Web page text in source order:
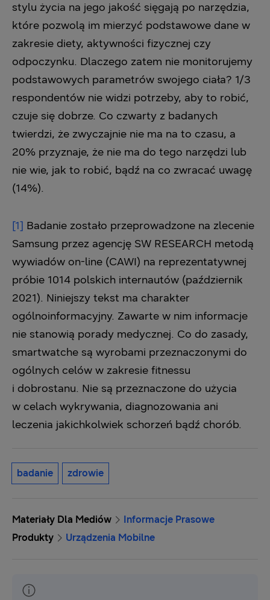
stylu życia na jego jakość sięgają po narzędzia,
które pozwolą im mierzyć podstawowe dane w
zakresie diety, aktywności fizycznej czy
odpoczynku. Dlaczego zatem nie monitorujemy
podstawowych parametrów swojego ciała? 1/3
respondentów nie widzi potrzeby, aby to robić,
czuje się dobrze. Co czwarty z badanych
twierdzi, że zwyczajnie nie ma na to czasu, a
20% przyznaje, że nie ma do tego narzędzi lub
nie wie, jak to robić, bądź na co zwracać uwagę
(14%).
[1] Badanie zostało przeprowadzone na zlecenie
Samsung przez agencję SW RESEARCH metodą
wywiadów on-line (CAWI) na reprezentatywnej
próbie 1014 polskich internautów (październik
2021). Niniejszy tekst ma charakter
ogólnoinformacyjny. Zawarte w nim informacje
nie stanowią porady medycznej. Co do zasady,
smartwatche są wyrobami przeznaczonymi do
ogólnych celów w zakresie fitnessu
i dobrostanu. Nie są przeznaczone do użycia
w celach wykrywania, diagnozowania ani
leczenia jakichkolwiek schorzeń bądź chorób.
badanie zdrowie
Materiały Dla Mediów
Informacje Prasowe
Produkty
Urządzenia Mobilne